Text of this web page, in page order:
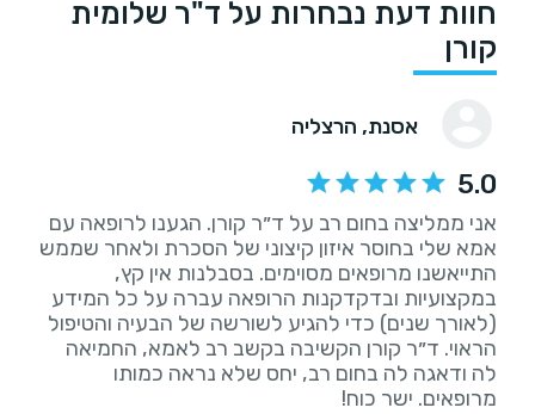
חוות דעת נבחרות על ד"ר שלומית
קורן
אסנת, הרצליה
5.0
אני ממליצה בחום רב על ד״ר קורן. הגענו לרופאה עם
אמא שלי בחוסר איזון קיצוני של הסכרת ולאחר שממש
התייאשנו מרופאים מסוימים. בסבלנות אין קץ,
במקצועיות ובדקדקנות הרופאה עברה על כל המידע
(לאורך שנים) כדי להגיע לשורשה של הבעיה והטיפול
הראוי. ד״ר קורן הקשיבה בקשב רב לאמא, החמיאה
לה ודאגה לה בחום רב, יחס שלא נראה כמותו
מרופאים. ישר כוח!